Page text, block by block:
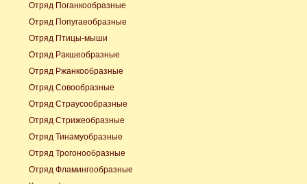
Отряд Поганкообразные
Отряд Попугаеобразные
Отряд Птицы-мыши
Отряд Ракшеобразные
Отряд Ржанкообразные
Отряд Совообразные
Отряд Страусообразные
Отряд Стрижеобразные
Отряд Тинамуобразные
Отряд Трогонообразные
Отряд Фламингообразные